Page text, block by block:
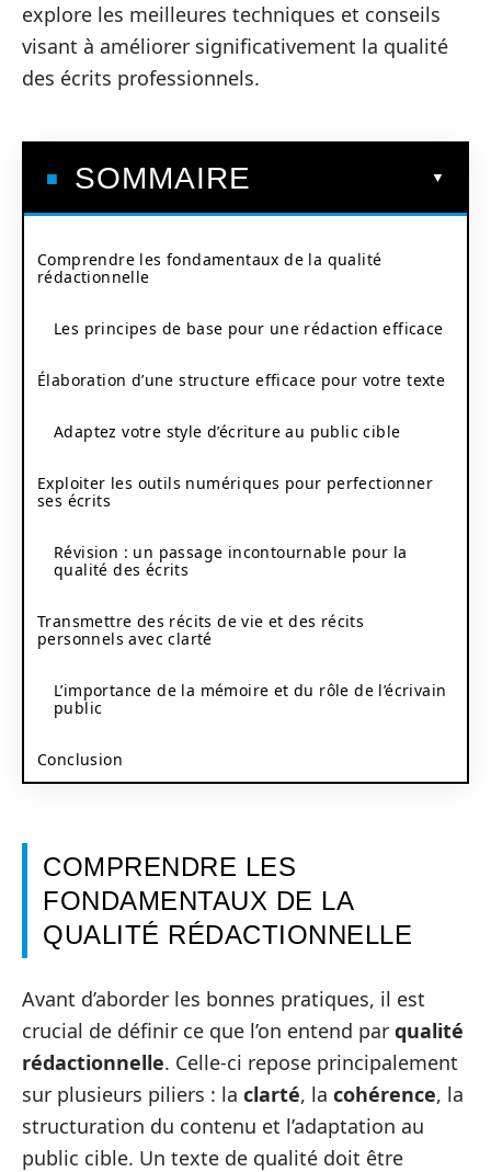
explore les meilleures techniques et conseils
visant à améliorer significativement la qualité
des écrits professionnels.
SOMMAIRE
Comprendre les fondamentaux de la qualité
rédactionnelle
Les principes de base pour une rédaction efficace
Élaboration d’une structure efficace pour votre texte
Adaptez votre style d’écriture au public cible
Exploiter les outils numériques pour perfectionner
ses écrits
Révision : un passage incontournable pour la
qualité des écrits
Transmettre des récits de vie et des récits
personnels avec clarté
L’importance de la mémoire et du rôle de l’écrivain
public
Conclusion
COMPRENDRE LES
FONDAMENTAUX DE LA
QUALITÉ RÉDACTIONNELLE
Avant d’aborder les bonnes pratiques, il est
crucial de définir ce que l’on entend par qualité
rédactionnelle. Celle-ci repose principalement
sur plusieurs piliers : la clarté, la cohérence, la
structuration du contenu et l’adaptation au
public cible. Un texte de qualité doit être